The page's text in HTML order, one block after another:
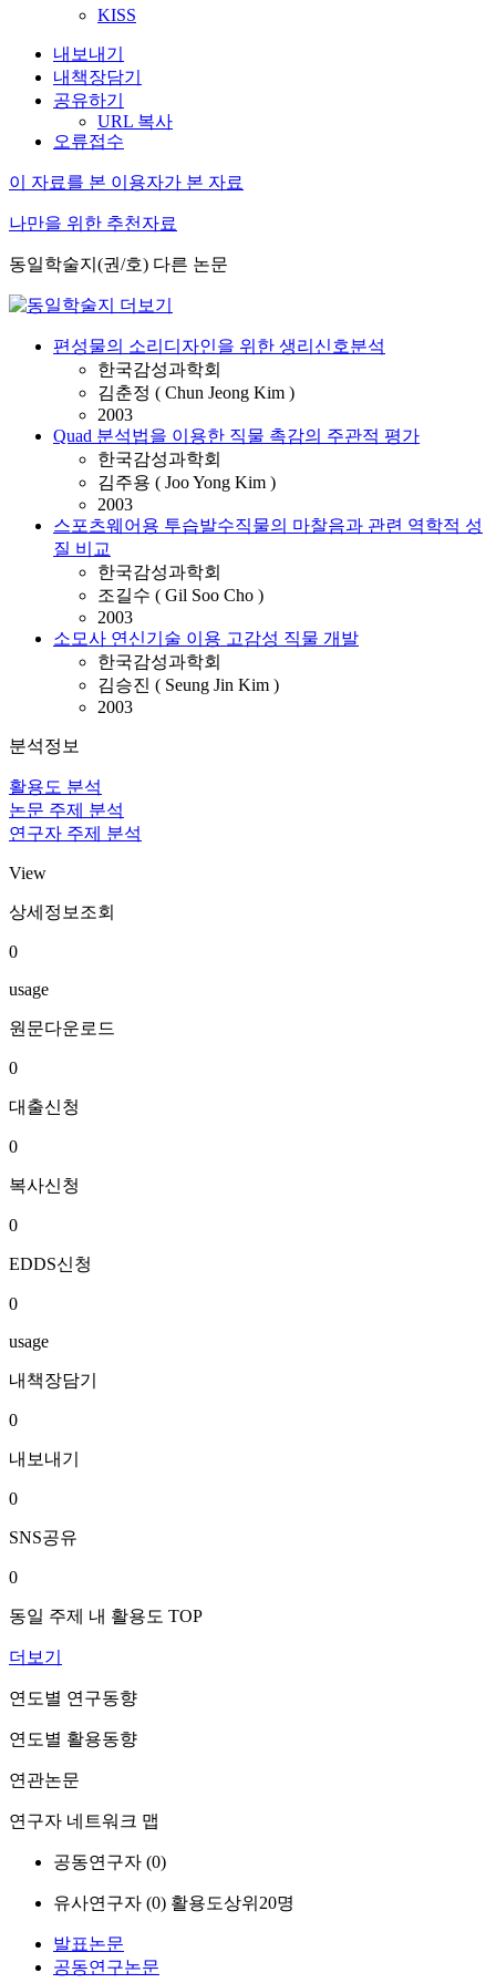
KISS
내보내기
내책장담기
공유하기
URL 복사
오류접수
이 자료를 본 이용자가 본 자료
나만을 위한 추천자료
동일학술지(권/호) 다른 논문
편성물의 소리디자인을 위한 생리신호분석
한국감성과학회
김춘정 ( Chun Jeong Kim )
2003
Quad 분석법을 이용한 직물 촉감의 주관적 평가
한국감성과학회
김주용 ( Joo Yong Kim )
2003
스포츠웨어용 투습발수직물의 마찰음과 관련 역학적 성
질 비교
한국감성과학회
조길수 ( Gil Soo Cho )
2003
소모사 연신기술 이용 고감성 직물 개발
한국감성과학회
김승진 ( Seung Jin Kim )
2003
분석정보
활용도 분석
논문 주제 분석
연구자 주제 분석
View
상세정보조회
0
usage
원문다운로드
0
대출신청
0
복사신청
0
EDDS신청
0
usage
내책장담기
0
내보내기
0
SNS공유
0
동일 주제 내 활용도 TOP
더보기
연도별 연구동향
연도별 활용동향
연관논문
연구자 네트워크 맵
공동연구자 (0)
유사연구자 (0) 활용도상위20명
발표논문
공동연구논문